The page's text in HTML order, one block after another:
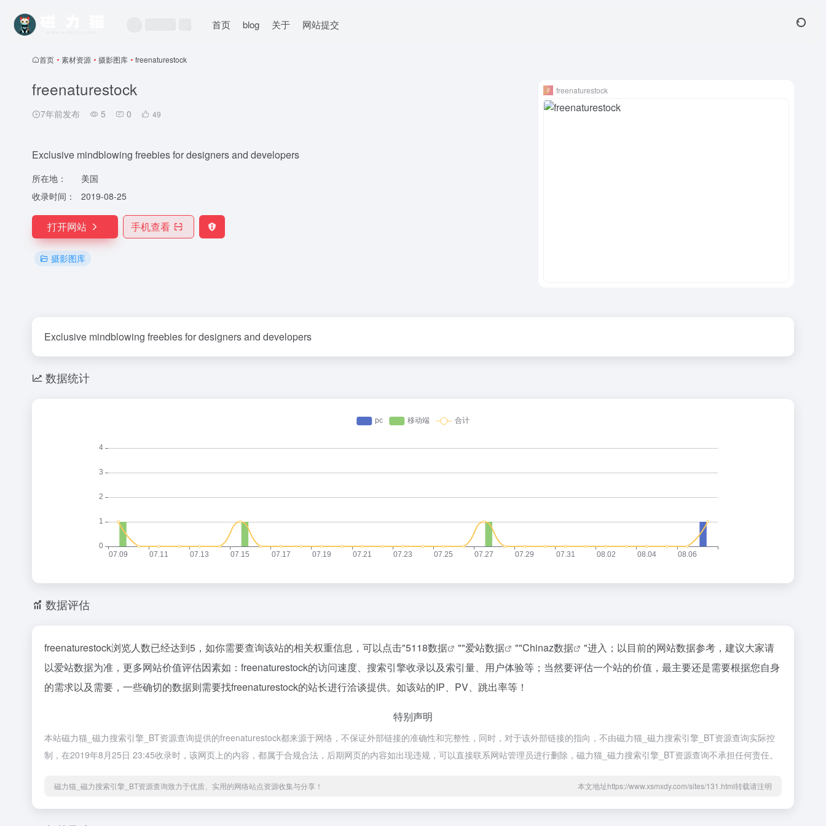
首页 blog 关于 网站提交
首页 • 素材资源 • 摄影图库 • freenaturestock
freenaturestock
7年前发布 5 0 49
Exclusive mindblowing freebies for designers and developers
所在地：
美国
收录时间：
2019-08-25
打开网站 手机查看
摄影图库
freenaturestock
Exclusive mindblowing freebies for designers and developers
数据统计
数据评估
freenaturestock浏览人数已经达到5，如你需要查询该站的相关权重信息，可以点击"5118数据 ""爱站数据 ""Chinaz数据
"进入；以目前的网站数据参考，建议大家请
以爱站数据为准，更多网站价值评估因素如：freenaturestock的访问速度、搜索引擎收录以及索引量、用户体验等；当然要评估一个站的价值，最主要还是需要根据您自身
的需求以及需要，一些确切的数据则需要找freenaturestock的站长进行洽谈提供。如该站的IP、PV、跳出率等！
特别声明
本站磁力猫_磁力搜索引擎_BT资源查询提供的freenaturestock都来源于网络，不保证外部链接的准确性和完整性，同时，对于该外部链接的指向，不由磁力猫_磁力搜索引擎_BT资源查询实际控
制，在2019年8月25日 23:45收录时，该网页上的内容，都属于合规合法，后期网页的内容如出现违规，可以直接联系网站管理员进行删除，磁力猫_磁力搜索引擎_BT资源查询不承担任何责任。
磁力猫_磁力搜索引擎_BT资源查询致力于优质、实用的网络站点资源收集与分享！ 本文地址https://www.xsmxdy.com/sites/131.html转载请注明